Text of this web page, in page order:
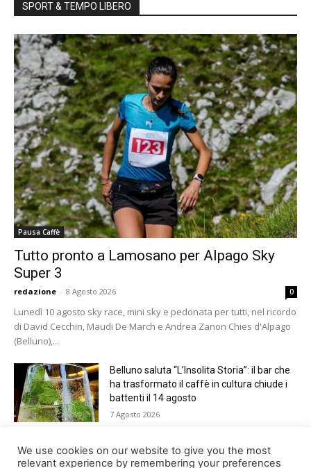
SPORT & TEMPO LIBERO
Pausa Caffè
Tutto pronto a Lamosano per Alpago Sky
Super 3
redazione - 8 Agosto 2026 0
Lunedì 10 agosto sky race, mini sky e pedonata per tutti, nel ricordo
di David Cecchin, Maudi De March e Andrea Zanon Chies d'Alpago
(Belluno),...
Belluno saluta “L’Insolita Storia”: il bar che
ha trasformato il caffè in cultura chiude i
battenti il 14 agosto
7 Agosto 2026
Giro del Lago di Santa Croce 2026.
Appuntamento domenica 16 agosto
We use cookies on our website to give you the most
relevant experience by remembering your preferences